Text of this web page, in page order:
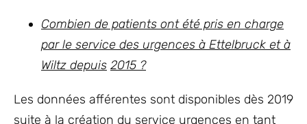
Combien de patients ont été pris en charge
par le service des urgences à Ettelbruck et à
Wiltz depuis 2015 ?
Les données afférentes sont disponibles dès 2019
suite à la création du service urgences en tant